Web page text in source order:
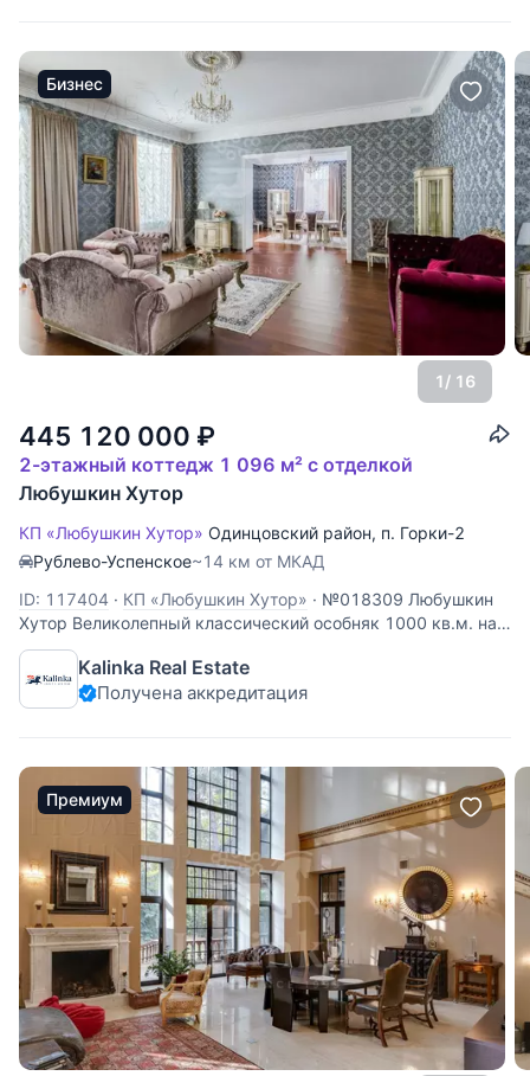
Бизнес
1/ 16
445 120 000 ₽
2-этажный коттедж 1 096 м² с отделкой
Любушкин Хутор
КП «Любушкин Хутор» Одинцовский район, п. Горки-2
Рублево-Успенское~14 км от МКАД
ID: 117404 · КП «Любушкин Хутор» · №018309 Любушкин
Хутор Великолепный классический особняк 1000 кв.м. на
большом прилесном участке 47 соток расположен на 15
км. Рублево-Успенского шоссе в районе Горок-2 в
коттеджном поселке "Любушкин хутор". В доме 6
Kalinka Real Estate
Получена аккредитация
Премиум